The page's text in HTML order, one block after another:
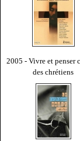
2005 - Vivre et penser
des chrétiens